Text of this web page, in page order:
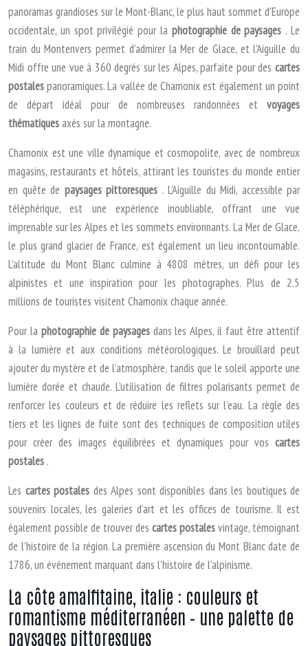
panoramas grandioses sur le Mont-Blanc, le plus haut sommet d’Europe
occidentale, un spot privilégié pour la photographie de paysages . Le
train du Montenvers permet d’admirer la Mer de Glace, et l’Aiguille du
Midi offre une vue à 360 degrés sur les Alpes, parfaite pour des cartes
postalespanoramiques. La vallée de Chamonix est également un point
de départ idéal pour de nombreuses randonnées et voyages
thématiquesaxés sur la montagne.
Chamonix est une ville dynamique et cosmopolite, avec de nombreux
magasins, restaurants et hôtels, attirant les touristes du monde entier
en quête de paysages pittoresques . L’Aiguille du Midi, accessible par
téléphérique, est une expérience inoubliable, offrant une vue
imprenable sur les Alpes et les sommets environnants. La Mer de Glace,
le plus grand glacier de France, est également un lieu incontournable.
L’altitude du Mont Blanc culmine à 4808 mètres, un défi pour les
alpinistes et une inspiration pour les photographes. Plus de 2.5
millions de touristes visitent Chamonix chaque année.
Pour la photographie de paysages dans les Alpes, il faut être attentif
à la lumière et aux conditions météorologiques. Le brouillard peut
ajouter du mystère et de l’atmosphère, tandis que le soleil apporte une
lumière dorée et chaude. L’utilisation de filtres polarisants permet de
renforcer les couleurs et de réduire les reflets sur l’eau. La règle des
tiers et les lignes de fuite sont des techniques de composition utiles
pour créer des images équilibrées et dynamiques pour vos cartes
postales .
Les cartes postales des Alpes sont disponibles dans les boutiques de
souvenirs locales, les galeries d’art et les offices de tourisme. Il est
également possible de trouver des cartes postalesvintage, témoignant
de l’histoire de la région. La première ascension du Mont Blanc date de
1786, un événement marquant dans l’histoire de l’alpinisme.
La côte amalfitaine, italie : couleurs et
romantisme méditerranéen – une palette de
paysages pittoresques